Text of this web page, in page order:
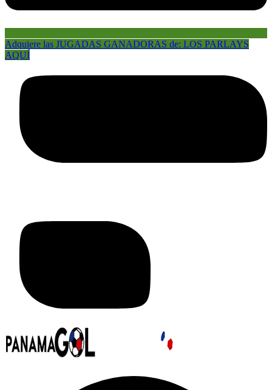
Adquiere las JUGADAS GANADORAS de: LOS PARLAYS
AQUÍ